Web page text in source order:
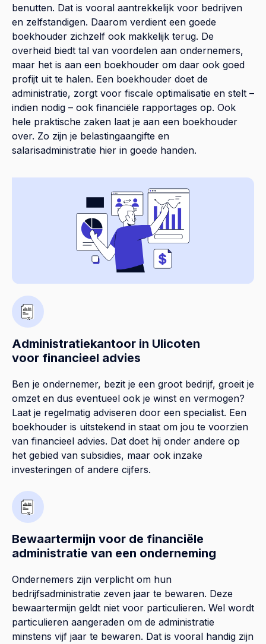
benutten. Dat is vooral aantrekkelijk voor bedrijven
en zelfstandigen. Daarom verdient een goede
boekhouder zichzelf ook makkelijk terug. De
overheid biedt tal van voordelen aan ondernemers,
maar het is aan een boekhouder om daar ook goed
profijt uit te halen. Een boekhouder doet de
administratie, zorgt voor fiscale optimalisatie en stelt –
indien nodig – ook financiële rapportages op. Ook
hele praktische zaken laat je aan een boekhouder
over. Zo zijn je belastingaangifte en
salarisadministratie hier in goede handen.
Administratiekantoor in Ulicoten
voor financieel advies
Ben je ondernemer, bezit je een groot bedrijf, groeit je
omzet en dus eventueel ook je winst en vermogen?
Laat je regelmatig adviseren door een specialist. Een
boekhouder is uitstekend in staat om jou te voorzien
van financieel advies. Dat doet hij onder andere op
het gebied van subsidies, maar ook inzake
investeringen of andere cijfers.
Bewaartermijn voor de financiële
administratie van een onderneming
Ondernemers zijn verplicht om hun
bedrijfsadministratie zeven jaar te bewaren. Deze
bewaartermijn geldt niet voor particulieren. Wel wordt
particulieren aangeraden om de administratie
minstens vijf jaar te bewaren. Dat is vooral handig zijn